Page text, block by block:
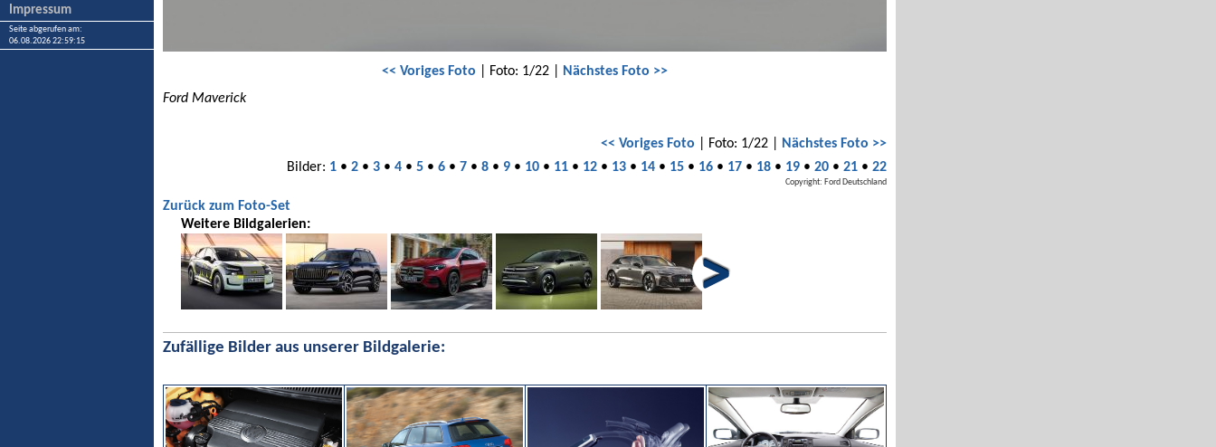
Impressum
Seite abgerufen am:
06.08.2026 22:59:15
<< Voriges Foto | Foto: 1/22 |
Nächstes Foto >>
Ford Maverick
<< Voriges Foto | Foto: 1/22 |
Nächstes Foto >>
Bilder: 1 • 2 • 3 • 4 • 5 • 6 • 7 • 8 • 9 • 10 • 11 • 12 • 13 • 14 • 15 • 16 • 17 • 18 • 19 • 20 • 21 • 22
Copyright: Ford Deutschland
Zurück zum Foto-Set
Weitere Bildgalerien:
Zufällige Bilder aus unserer Bildgalerie: